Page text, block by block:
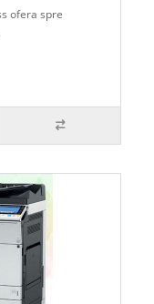
ofera spre